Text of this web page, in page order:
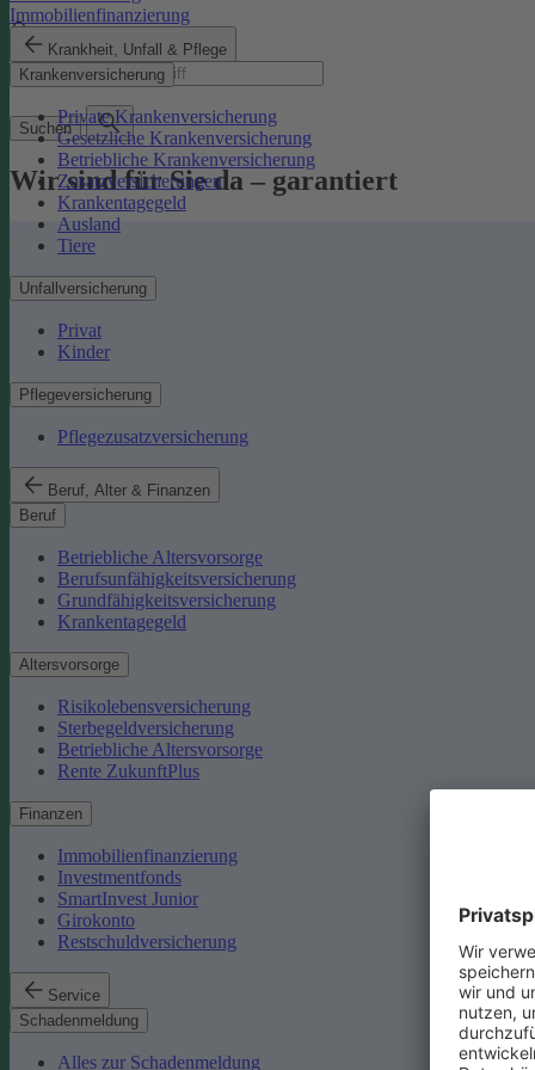
Immobilienfinanzierung
Krankheit, Unfall & Pflege
Krankenversicherung
Private Krankenversicherung
Gesetzliche Krankenversicherung
Betriebliche Krankenversicherung
Zusatzversicherungen
Krankentagegeld
Ausland
Tiere
Unfallversicherung
Privat
Kinder
Pflegeversicherung
Pflegezusatzversicherung
Beruf, Alter & Finanzen
Beruf
Betriebliche Altersvorsorge
Berufsunfähigkeitsversicherung
Grundfähigkeitsversicherung
Krankentagegeld
Altersvorsorge
Risikolebensversicherung
Sterbegeldversicherung
Betriebliche Altersvorsorge
Rente ZukunftPlus
Finanzen
Immobilienfinanzierung
Investmentfonds
SmartInvest Junior
Girokonto
Restschuldversicherung
Service
Schadenmeldung
Alles zur Schadenmeldung
Suchbegriff
Suchen
Wir sind für Sie da – garantiert